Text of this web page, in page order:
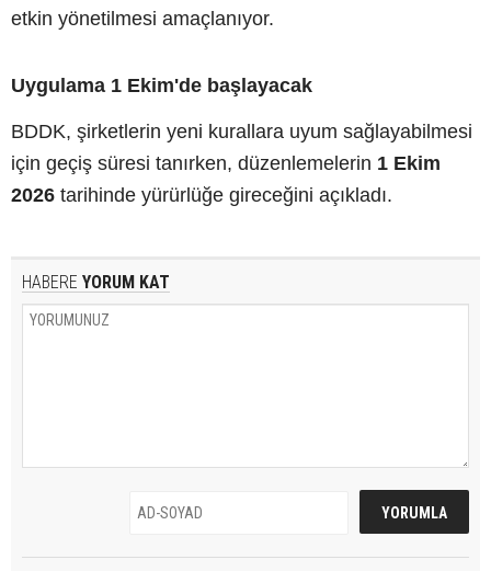
etkin yönetilmesi amaçlanıyor.
Uygulama 1 Ekim'de başlayacak
BDDK, şirketlerin yeni kurallara uyum sağlayabilmesi
için geçiş süresi tanırken, düzenlemelerin 1 Ekim
2026 tarihinde yürürlüğe gireceğini açıkladı.
HABERE YORUM KAT